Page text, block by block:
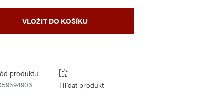
VLOŽIT DO KOŠÍKU
produktu:
Hlídat